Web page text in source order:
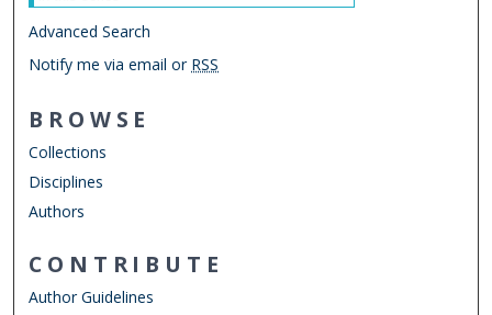
Advanced Search
Notify me via email or RSS
BROWSE
Collections
Disciplines
Authors
CONTRIBUTE
Author Guidelines